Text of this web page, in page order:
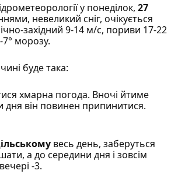
у понеділок, 27
невеликий сніг, очікується
західний 9-14 м/с, пориви 17-22
морозу.
буде така:
хмарна погода. Вночі йтиме
дня він повинен припинитися.
весь день, заберуться
а до середини дня і зовсім
-3.